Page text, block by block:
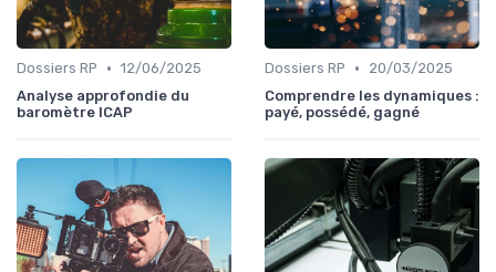
Dossiers RP • 12/06/2025
Analyse approfondie du
baromètre ICAP
Dossiers RP •
20/03/2025
Comprendre les dynamiques :
payé, possédé, gagné